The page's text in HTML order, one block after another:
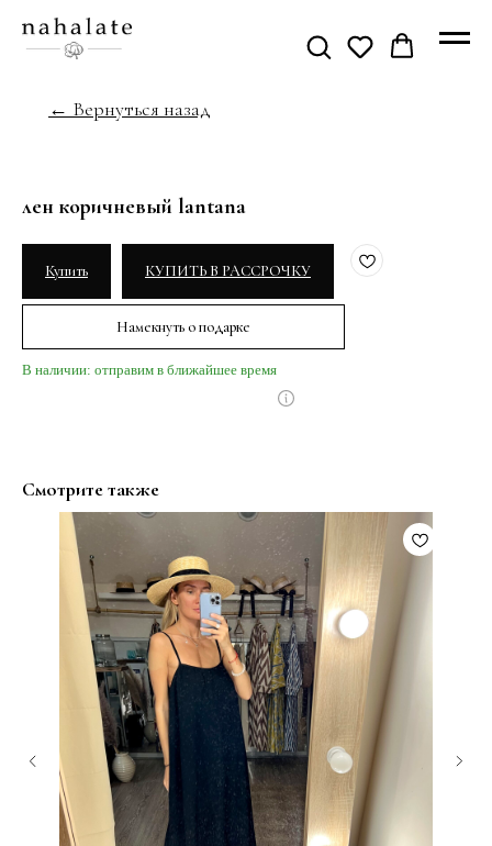
← Вернуться назад
лен коричневый lantana
Купить КУПИТЬ В РАССРОЧКУ
Намекнуть о подарке
В наличии: отправим в ближайшее время
Смотрите также